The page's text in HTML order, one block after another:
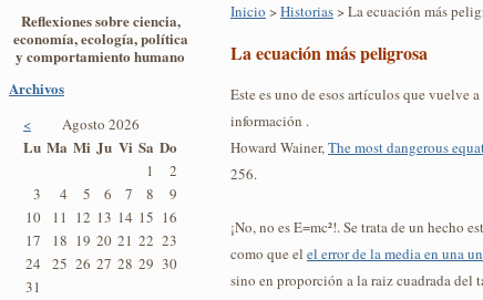
Reflexiones sobre ciencia,
economía, ecología, política
y comportamiento humano
Archivos
< Agosto 2026
Lu Ma Mi Ju Vi Sa Do
1
2
3
4 5 6 7 8
9
10
11 12 13 14 15 16
17
18 19 20 21 22 23
24
25 26 27 28 29 30
31
Inicio >Historias> La ecuación más
La ecuación más peligrosa
Este es uno de esos artículos que vuelve
información .
Howard Wainer,The most dangerous
256.
¡No, no es E=mc²!. Se trata de un
como que el el error de la media en una
sino en proporción a la raiz cuadrada del